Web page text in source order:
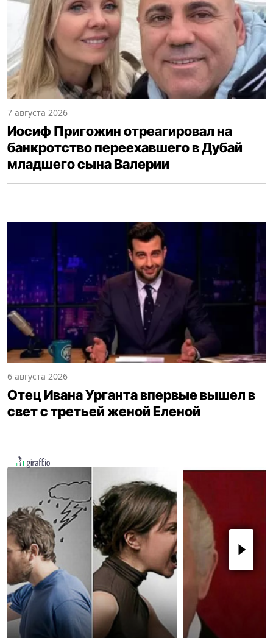
7 августа 2026
Иосиф Пригожин отреагировал на
банкротство переехавшего в Дубай
младшего сына Валерии
6 августа 2026
Отец Ивана Урганта впервые вышел в
свет с третьей женой Еленой